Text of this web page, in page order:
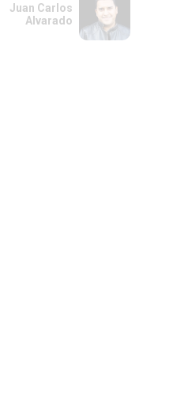
Juan Carlos
Alvarado